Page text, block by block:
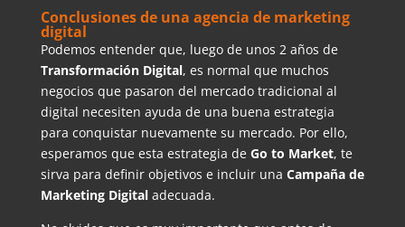
Conclusiones de una agencia de marketing
digital
Podemos entender que, luego de unos 2 años de
Transformación Digital, es normal que muchos
negocios que pasaron del mercado tradicional al
digital necesiten ayuda de una buena estrategia
para conquistar nuevamente su mercado. Por ello,
esperamos que esta estrategia de Go to Market, te
sirva para definir objetivos e incluir una Campaña de
Marketing Digitaladecuada.